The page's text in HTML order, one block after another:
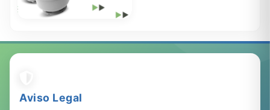
tem direito ao benefício
Aviso Legal